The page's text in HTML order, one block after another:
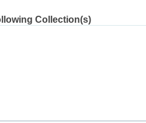
Collection(s)